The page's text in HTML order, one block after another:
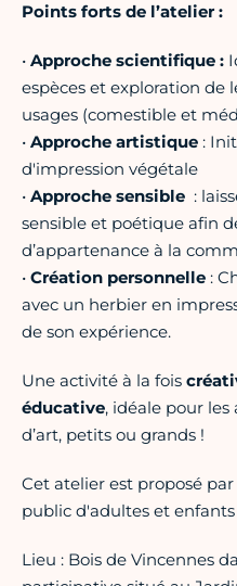
Points forts de l’atelier :
• Approche scientifique :
espèces et exploration de
usages (comestible et
• Approche artistique :
d'impression végétale
• Approche sensible :
sensible et poétique afin
d’appartenance à la
• Création personnelle :
avec un herbier en
de son expérience.
Une activité à la fois
éducative, idéale pour
d’art, petits ou grands !
Cet atelier est proposé
public d'adultes et
Lieu : Bois de Vincennes